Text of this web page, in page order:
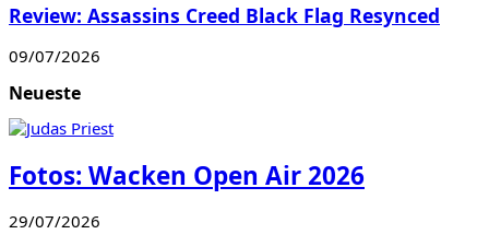
Review: Assassins Creed Black Flag Resynced
09/07/2026
Neueste
Fotos: Wacken Open Air 2026
29/07/2026